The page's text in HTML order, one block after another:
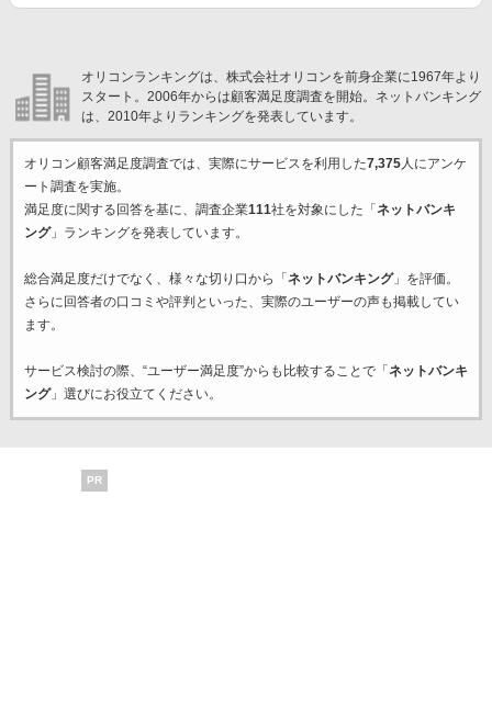
オリコンランキングは、株式会社オリコンを前身企業に1967年より
スタート。2006年からは顧客満足度調査を開始。ネットバンキング
は、2010年よりランキングを発表しています。
オリコン顧客満足度調査では、実際にサービスを利用した7,375人にアンケ
ート調査を実施。
満足度に関する回答を基に、調査企業111社を対象にした「 ネットバンキ
ング」ランキングを発表しています。
総合満足度だけでなく、様々な切り口から「 ネットバンキング」を評価。
さらに回答者の口コミや評判といった、実際のユーザーの声も掲載してい
ます。
サービス検討の際、“ユーザー満足度”からも比較することで「 ネットバンキ
ング」選びにお役立てください。
PR